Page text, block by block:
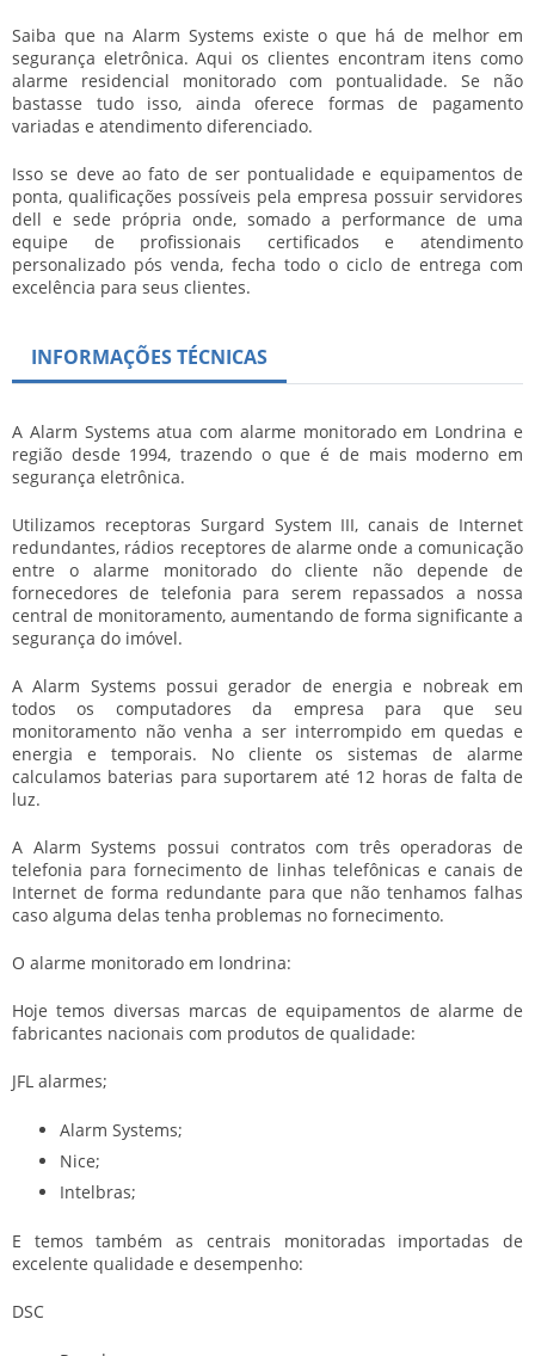
Saiba que na Alarm Systems existe o que há de melhor em
segurança eletrônica. Aqui os clientes encontram itens como
alarme residencial monitorado com pontualidade. Se não
bastasse tudo isso, ainda oferece formas de pagamento
variadas e atendimento diferenciado.
Isso se deve ao fato de ser pontualidade e equipamentos de
ponta, qualificações possíveis pela empresa possuir servidores
dell e sede própria onde, somado a performance de uma
equipe de profissionais certificados e atendimento
personalizado pós venda, fecha todo o ciclo de entrega com
excelência para seus clientes.
INFORMAÇÕES TÉCNICAS
A Alarm Systems atua com alarme monitorado em Londrina e
região desde 1994, trazendo o que é de mais moderno em
segurança eletrônica.
Utilizamos receptoras Surgard System III, canais de Internet
redundantes, rádios receptores de alarme onde a comunicação
entre o alarme monitorado do cliente não depende de
fornecedores de telefonia para serem repassados a nossa
central de monitoramento, aumentando de forma significante a
segurança do imóvel.
A Alarm Systems possui gerador de energia e nobreak em
todos os computadores da empresa para que seu
monitoramento não venha a ser interrompido em quedas e
energia e temporais. No cliente os sistemas de alarme
calculamos baterias para suportarem até 12 horas de falta de
luz.
A Alarm Systems possui contratos com três operadoras de
telefonia para fornecimento de linhas telefônicas e canais de
Internet de forma redundante para que não tenhamos falhas
caso alguma delas tenha problemas no fornecimento.
O alarme monitorado em londrina:
Hoje temos diversas marcas de equipamentos de alarme de
fabricantes nacionais com produtos de qualidade:
JFL alarmes;
Alarm Systems;
Nice;
Intelbras;
E temos também as centrais monitoradas importadas de
excelente qualidade e desempenho:
DSC